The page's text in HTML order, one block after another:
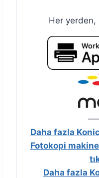
Her yerden,
Daha fazla
Fotokopi
Daha fazla